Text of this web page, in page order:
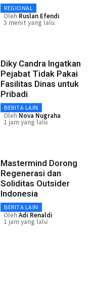
REGIONAL
Oleh Ruslan Efendi
3 menit yang lalu
Diky Candra Ingatkan
Pejabat Tidak Pakai
Fasilitas Dinas untuk
Pribadi
BERITA LAIN
Oleh Nova Nugraha
1 jam yang lalu
Mastermind Dorong
Regenerasi dan
Soliditas Outsider
Indonesia
BERITA LAIN
OlehAdi Renaldi
1 jam yang lalu